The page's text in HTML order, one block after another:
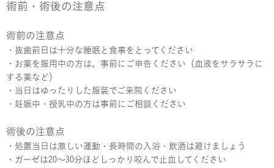
術前・術後の注意点
術前の注意点
・抜歯前日は十分な睡眠と食事をとってください
・お薬を服用中の方は、事前にご申告ください（血液をサラサラに
する薬など）
・当日はゆったりした服装でご来院ください
・妊娠中・授乳中の方は事前にご相談ください
術後の注意点
・処置当日は激しい運動・長時間の入浴・飲酒は避けましょう
・ガーゼは20〜30分ほどしっかり咬んで止血してください